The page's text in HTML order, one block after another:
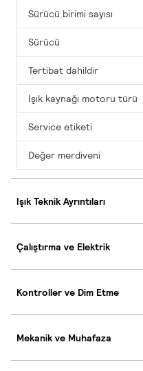
Sürücü birimi sayısı
Sürücü
Tertibat dahildir
Işık kaynağı motoru türü
Service etiketi
Değer merdiveni
Işık Teknik Ayrıntıları
Çalıştırma ve Elektrik
Kontroller ve Dim Etme
Mekanik ve Muhafaza